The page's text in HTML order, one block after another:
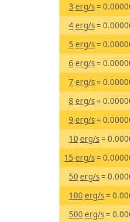
3 erg/s=
4erg/s=
5 erg/s=
6 erg/s=
7 erg/s=
8 erg/s=
9 erg/s=
10 erg/s=
15 erg/s=
50 erg/s=
100 erg/s=
500 erg/s=